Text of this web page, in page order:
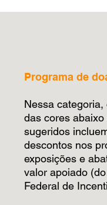
Programa de
Nessa
das cores
sugeridos
descontos nos
exposições e
valor apoiado
Federal de